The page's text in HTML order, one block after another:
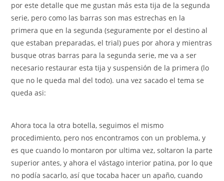
por este detalle que me gustan más esta tija de la segunda
serie, pero como las barras son mas estrechas en la
primera que en la segunda (seguramente por el destino al
que estaban preparadas, el trial) pues por ahora y mientras
busque otras barras para la segunda serie, me va a ser
necesario restaurar esta tija y suspensión de la primera (lo
que no le queda mal del todo). una vez sacado el tema se
queda asi:
Ahora toca la otra botella, seguimos el mismo
procedimiento, pero nos encontramos con un problema, y
es que cuando lo montaron por ultima vez, soltaron la parte
superior antes, y ahora el vástago interior patina, por lo que
no podía sacarlo, así que tocaba hacer un apaño, cuando